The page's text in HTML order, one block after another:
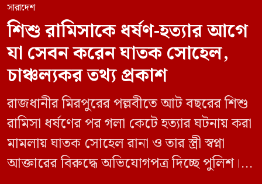
সারাদেশ
শিশু রামিসাকে ধর্ষণ-হত্যার আগে
যা সেবন করেন ঘাতক সোহেল,
চাঞ্চল্যকর তথ্য প্রকাশ
রাজধানীর মিরপুরের পল্লবীতে আট বছরের শিশু
রামিসা ধর্ষণের পর গলা কেটে হত্যার ঘটনায় করা
মামলায় ঘাতক সোহেল রানা ও তার স্ত্রী স্বপ্না
আক্তারের বিরুদ্ধে অভিযোগপত্র দিচ্ছে পুলিশ।